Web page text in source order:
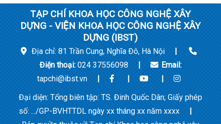
TẠP CHÍ KHOA HỌC CÔNG NGHỆ XÂY
DỰNG - VIỆN KHOA HỌC CÔNG NGHỆ XÂY
DỰNG (IBST)
Địa chỉ: 81 Trần Cung, Nghĩa Đô, Hà Nội |
Điện thoại: 024 37556098|
Email:
tapchi@ibst.vn | |
|
Đại diện: Tổng biên tập: TS. Đinh Quốc Dân; Giấy phép
số: .../GP-BVHTTDL ngày xx tháng xx năm xxxx |